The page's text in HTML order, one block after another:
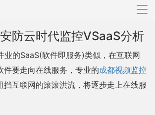
导
防云时代监控VSaaS分析
业的SaaS(软件即服务)类似，在互联网
件要走向在线服务，专业的成都视频监控
挡互联网的滚滚洪流，将逐步走上在线服